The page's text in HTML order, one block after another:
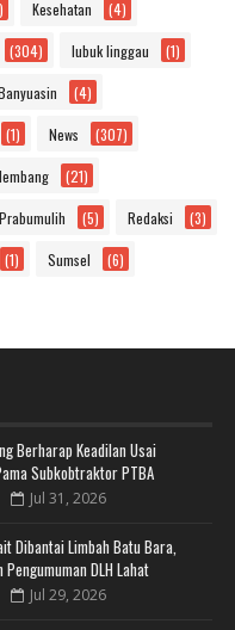
Kesehatan (4)
(304) lubuk linggau (1)
(4)
(1) News (307)
(21)
Prabumulih (5) Redaksi (3)
(1) Sumsel (6)
Berharap Keadilan Usai
Subkobtraktor PTBA
Jul 31, 2026
Dibantai Limbah Batu Bara,
DLH Lahat
Jul 29, 2026